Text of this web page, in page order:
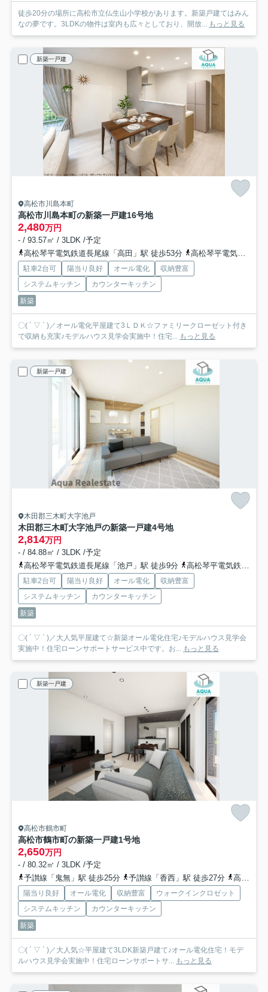
徒歩20分の場所に高松市立仏生山小学校があります。新築戸建てはみん
なの夢です。3LDKの物件は室内も広々としており、開放... もっと見る
新築一戸建
高松市川島本町
高松市川島本町の新築一戸建16号地
2,480万円
- / 93.57㎡ / 3LDK /予定
高松琴平電気鉄道長尾線「高田」駅 徒歩53分
高松琴平電気鉄道長尾線「西前田」駅 徒歩54分
駐車2台可 陽当り良好 オール電化
収納豊富
システムキッチン
カウンターキッチン
新築
〇( ´ ▽ ` )／オール電化平屋建て3ＬＤＫ☆ファミリークローゼット付き
で収納も充実♪モデルハウス見学会実施中！住宅... もっと見る
新築一戸建
木田郡三木町大字池戸
木田郡三木町大字池戸の新築一戸建4号地
2,814万円
- / 84.88㎡ / 3LDK /予定
高松琴平電気鉄道長尾線「池戸」駅 徒歩9分
高松琴平電気鉄道長尾線「農学部前」駅 徒歩12分
駐車2台可 陽当り良好 オール電化
収納豊富
システムキッチン
カウンターキッチン
新築
〇( ´ ▽ ` )／大人気平屋建て☆新築オール電化住宅♪モデルハウス見学会
実施中！住宅ローンサポートサービス中です。お... もっと見る
新築一戸建
高松市鶴市町
高松市鶴市町の新築一戸建1号地
2,650万円
- / 80.32㎡ / 3LDK /予定
予讃線「鬼無」駅 徒歩25分
予讃線「香西」駅 徒歩27分 高徳線「昭和町」駅 徒歩49分
陽当り良好 オール電化 収納豊富
ウォークインクロゼット
システムキッチン
カウンターキッチン
新築
〇( ´ ▽ ` )／大人気☆平屋建て3LDK新築戸建て♪オール電化住宅！モデ
ルハウス見学会実施中！住宅ローンサポートサ... もっと見る